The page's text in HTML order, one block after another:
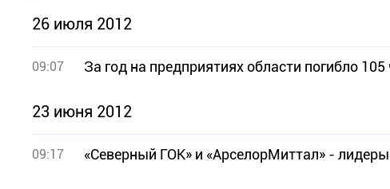
26 июля 2012
09:07 За год на предприятиях области погибло 105
23 июня 2012
09:17 «Северный ГОК» и «АрселорМиттал» -